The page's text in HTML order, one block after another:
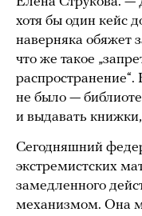
хотя бы один кейс
наверняка обяжет
что же такое
распространение“.
не было —
и выдавать книжки,
Сегодняшний
экстремистских
замедленного
механизмом. Она